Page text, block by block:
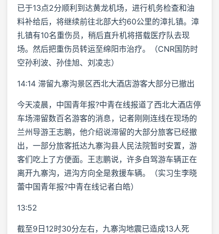
已于13点2分顺利到达黄龙机场，进行机务检查和油
料补给后，将继续前往北部大约60公里的漳扎镇。漳
扎镇有10名重伤员，稍后直升机将搭载医疗队去现
场。然后把重伤员转运至绵阳市治疗。（CNR国防时
空孙利波、孙佳旭、刘凌志）
14:14 滞留九寨沟景区西北大酒店游客大部分已撤出
今天凌晨，中国青年报?中青在线报道了西北大酒店停
车场滞留数百名游客的消息，记者刚刚连线在现场的
兰州导游王志鹏，他介绍说滞留的大部分旅客已经撤
出，一部分旅客抵达九寨沟县人民法院暂时安置，游
客们吃上了方便面。王志鹏说，许多自驾游车辆正在
离开九寨沟，进沟方向全是救援车辆。（实习生李晓
蕾中国青年报?中青在线记者白皓）
13:52
截至9日12时30分左右，九寨沟地震已造成13人死